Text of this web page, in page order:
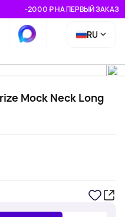
-2000 ₽ НА ПЕРВЫЙ ЗАКАЗ
RU
Mock Neck Long